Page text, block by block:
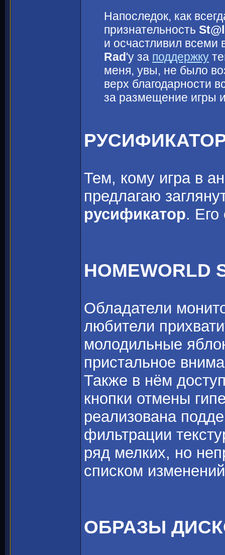
Напоследок, как
признательность
и осчастливил всеми
Rad'y за поддержку
меня, увы, не было
верх благодарности
за размещение игры
Тем, кому игра в
предлагаю
русификатор. Его
HOMEWORLD
Обладатели
любители
молодильные
пристальное
Также в нём
кнопки отмены
реализована
фильтрации
ряд мелких, но
списком
ОБРАЗЫ